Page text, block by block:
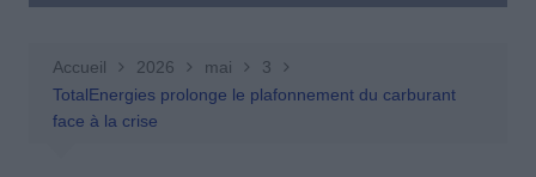
Accueil 2026 mai
3
TotalEnergies prolonge le plafonnement du carburant
face à la crise